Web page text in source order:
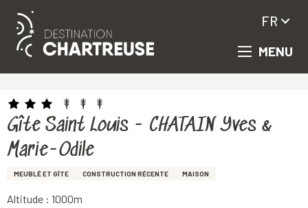
Aller
principal
MENU
FR
Gîte Saint Louis - CHATAIN Yves &
Marie-Odile
MEUBLÉ ET GÎTE CONSTRUCTION RÉCENTE MAISON
Altitude : 1000m